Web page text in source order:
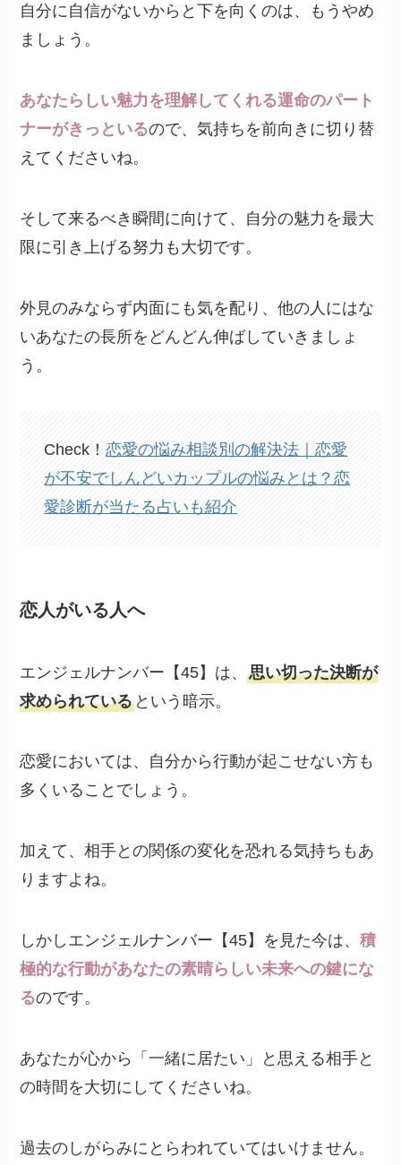
自分に自信がないからと下を向くのは、もうやめ
ましょう。
あなたらしい魅力を理解してくれる運命のパート
ナーがきっといるので、気持ちを前向きに切り替
えてくださいね。
そして来るべき瞬間に向けて、自分の魅力を最大
限に引き上げる努力も大切です。
外見のみならず内面にも気を配り、他の人にはな
いあなたの長所をどんどん伸ばしていきましょ
う。
Check！恋愛の悩み相談別の解決法｜恋愛
が不安でしんどいカップルの悩みとは？恋
愛診断が当たる占いも紹介
恋人がいる人へ
エンジェルナンバー【45】は、思い切った決断が
求められている という暗示。
恋愛においては、自分から行動が起こせない方も
多くいることでしょう。
加えて、相手との関係の変化を恐れる気持ちもあ
りますよね。
しかしエンジェルナンバー【45】を見た今は、積
極的な行動があなたの素晴らしい未来への鍵にな
るのです。
あなたが心から「一緒に居たい」と思える相手と
の時間を大切にしてくださいね。
過去のしがらみにとらわれていてはいけません。